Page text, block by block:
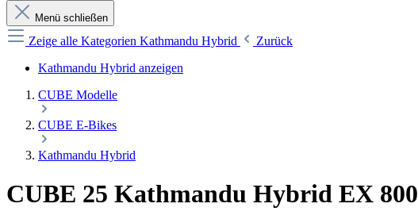
Menü schließen
Zeige alle Kategorien Kathmandu Hybrid
Zurück
Kathmandu Hybrid anzeigen
CUBE Modelle
CUBE E-Bikes
Kathmandu Hybrid
CUBE 25 Kathmandu Hybrid EX 800